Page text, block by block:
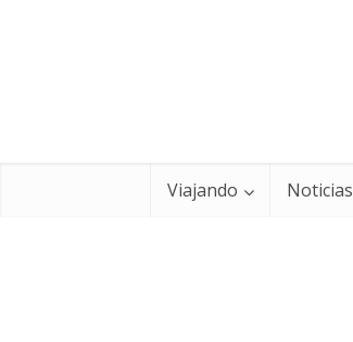
Viajando Noticias